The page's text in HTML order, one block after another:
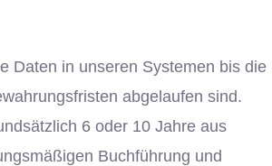
Daten in unseren Systemen bis die
abgelaufen sind.
6 oder 10 Jahre aus
Buchführung und